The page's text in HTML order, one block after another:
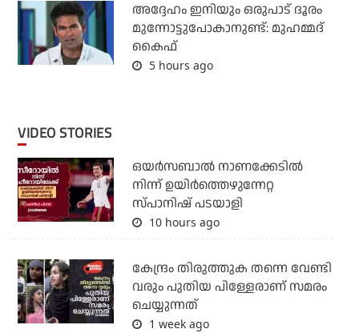
അദ്ദേഹം ഇനിയും ഒരുപാട് ദൂരം
മുന്നോട്ടുപോകാനുണ്ട്: മുഹമ്മദ്
കൈഫ്
5 hours ago
VIDEO STORIES
ഒയര്‍സബാൽ നാണക്കേടിൽ
നിന്ന് ഉയിർത്തെഴുന്നേറ്റ
സ്പാനിഷ് പടയാളി
10 hours ago
കേന്ദ്രം തിരുത്തുക തന്നെ വേണ്ടി
വരും പുതിയ പിള്ളേരാണ് സമരം
ചെയ്യുന്നത്
1 week ago